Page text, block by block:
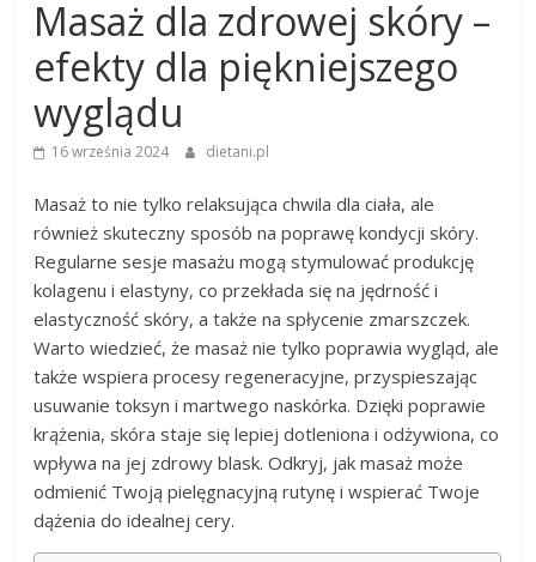
Masaż dla zdrowej skóry –
efekty dla piękniejszego
wyglądu
16 września 2024 dietani.pl
Masaż to nie tylko relaksująca chwila dla ciała, ale
również skuteczny sposób na poprawę kondycji skóry.
Regularne sesje masażu mogą stymulować produkcję
kolagenu i elastyny, co przekłada się na jędrność i
elastyczność skóry, a także na spłycenie zmarszczek.
Warto wiedzieć, że masaż nie tylko poprawia wygląd, ale
także wspiera procesy regeneracyjne, przyspieszając
usuwanie toksyn i martwego naskórka. Dzięki poprawie
krążenia, skóra staje się lepiej dotleniona i odżywiona, co
wpływa na jej zdrowy blask. Odkryj, jak masaż może
odmienić Twoją pielęgnacyjną rutynę i wspierać Twoje
dążenia do idealnej cery.